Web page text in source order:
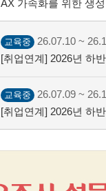
AX 가속화를 위한 생
교육중
26.07.10 ~
[취업연계] 2026년 하
교육중
26.07.09 ~
[취업연계] 2026년 하